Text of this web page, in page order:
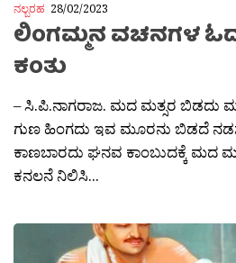
ನಲ್ಬರಹ 28/02/2023
ಲಿಂಗಮ್ಮನ ವಚನಗಳ
ಕಂತು
– ಸಿ.ಪಿ.ನಾಗರಾಜ. ಮದ ಮತ್ಸರ ಬಿಡದು
ಗುಣ ಹಿಂಗದು ಇವ ಮೂರನು ಬಿಡದೆ
ಕಾಣಬಾರದು ಘನವ ಕಾಂಬುದಕ್ಕೆ ಮದ
ಕನಲನೆ ನಿಲಿಸಿ...